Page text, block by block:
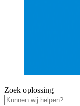
Zoek oplossing